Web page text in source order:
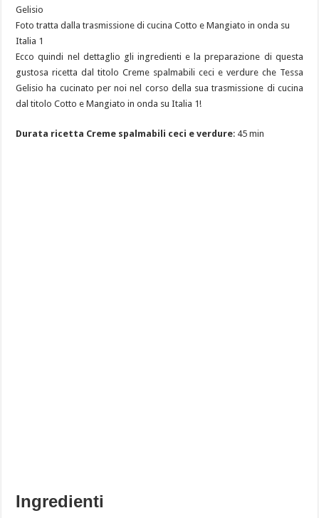
Foto tratta dalla trasmissione di cucina Cotto e Mangiato in onda su
Italia 1
Ecco quindi nel dettaglio gli ingredienti e la preparazione di questa
gustosa ricetta dal titolo Creme spalmabili ceci e verdure che Tessa
Gelisio ha cucinato per noi nel corso della sua trasmissione di cucina
dal titolo Cotto e Mangiato in onda su Italia 1!
Durata ricetta Creme spalmabili ceci e verdure: 45 min
Ingredienti